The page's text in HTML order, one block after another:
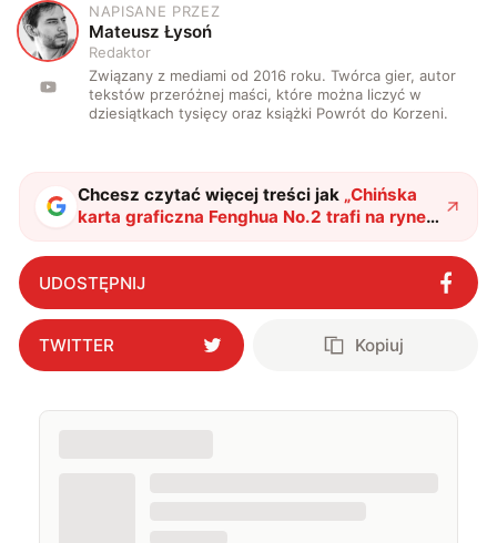
M
NAPISANE PRZEZ
Mateusz Łysoń
Redaktor
Związany z mediami od 2016 roku. Twórca gier, autor
tekstów przeróżnej maści, które można liczyć w
dziesiątkach tysięcy oraz książki Powrót do Korzeni.
Chcesz czytać więcej treści jak „Chińska
karta graficzna Fenghua No.2 trafi na rynek!
Poznaliśmy dokładną datę"?
UDOSTĘPNIJ
TWITTER Kopiuj